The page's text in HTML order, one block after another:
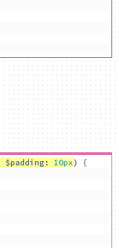
$padding : 10px)
{